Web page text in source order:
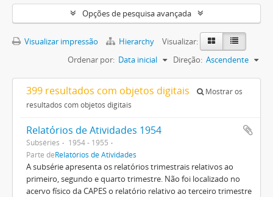
Opções de pesquisa avançada
Visualizar impressão Hierarchy
Visualizar:
Ordenar por: Data inicial Direção: Ascendente
399 resultados com objetos digitais
Mostrar os
resultados com objetos digitais
Relatórios de Atividades 1954
Subséries
1954 - 1955
Parte deRelatórios de Atividades
A subsérie apresenta os relatórios trimestrais relativos ao
primeiro, segundo e quarto trimestre. Não foi localizado no
acervo físico da CAPES o relatório relativo ao terceiro trimestre